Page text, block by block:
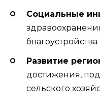
Социальные
Развитие
достижения,
сельского